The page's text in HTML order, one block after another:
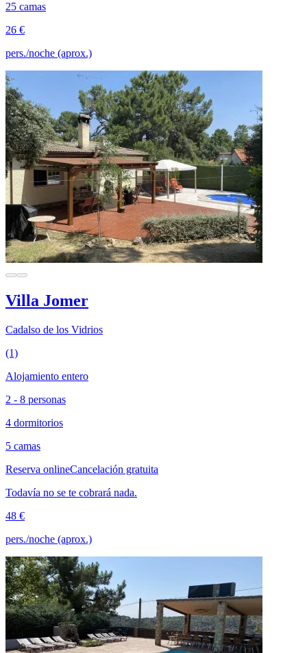
25 camas
26 €
pers./noche (aprox.)
Villa Jomer
Cadalso de los Vidrios
(1)
Alojamiento entero
2 - 8 personas
4 dormitorios
5 camas
Reserva onlineCancelación gratuita
Todavía no se te cobrará nada.
48 €
pers./noche (aprox.)